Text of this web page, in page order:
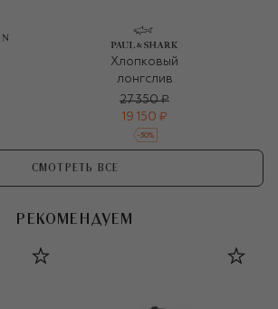
Хлопковый
лонгслив
27 350 ₽
19 150 ₽
-30%
СМОТРЕТЬ ВСЕ
РЕКОМЕНДУЕМ